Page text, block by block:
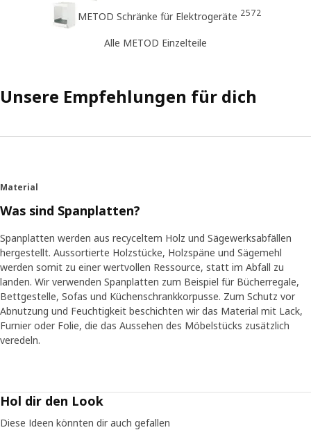
METOD Schränke für Elektrogeräte 2572
Alle METOD Einzelteile
Unsere Empfehlungen für dich
Material
Was sind Spanplatten?
Spanplatten werden aus recyceltem Holz und Sägewerksabfällen
hergestellt. Aussortierte Holzstücke, Holzspäne und Sägemehl
werden somit zu einer wertvollen Ressource, statt im Abfall zu
landen. Wir verwenden Spanplatten zum Beispiel für Bücherregale,
Bettgestelle, Sofas und Küchenschrankkorpusse. Zum Schutz vor
Abnutzung und Feuchtigkeit beschichten wir das Material mit Lack,
Furnier oder Folie, die das Aussehen des Möbelstücks zusätzlich
veredeln.
Hol dir den Look
Diese Ideen könnten dir auch gefallen